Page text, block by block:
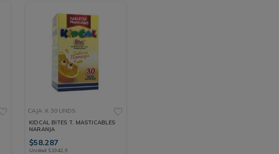
CAJA X 30 UNDS
KIDCAL BITES T. MASTICABLES
NARANJA
$58.287
Unidad $1942,9